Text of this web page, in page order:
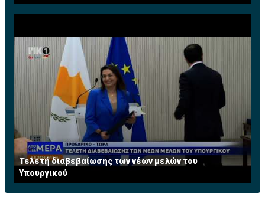
Τελετή διαβεβαίωσης των νέων μελών του
Υπουργικού